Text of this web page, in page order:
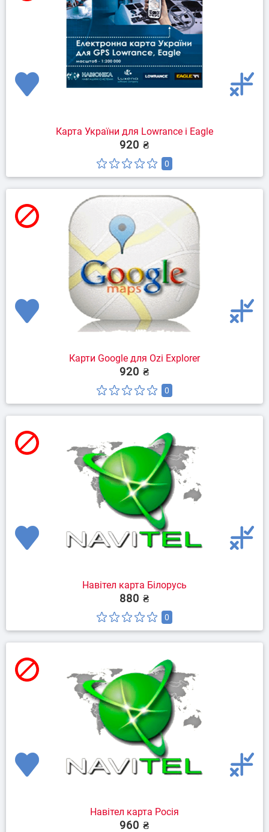
Карта України для Lowrance і Eagle
920 ₴
0
Карти Google для Ozi Explorer
920 ₴
0
Навітел карта Білорусь
880 ₴
0
Навітел карта Росія
960 ₴